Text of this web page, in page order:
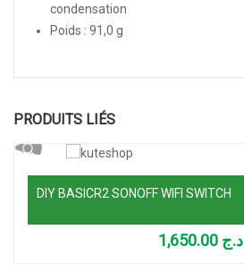
condensation
Poids : 91,0 g
PRODUITS LIÉS
DIY BASICR2 SONOFF WIFI SWITCH
د.ج 1,650.00